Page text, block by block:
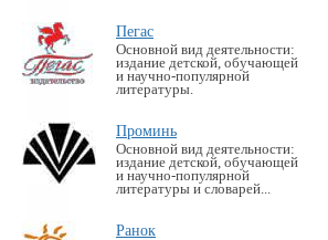
Пегас
Основной вид деятельности:
издание детской, обучающей
и научно-популярной
литературы.
Проминь
Основной вид деятельности:
издание детской, обучающей
и научно-популярной
литературы и словарей...
Ранок